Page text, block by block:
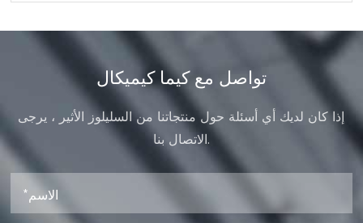
تواصل مع كيما كيميكال
إذا كان لديك أي أسئلة حول منتجاتنا من السليلوز الأثير ، يرجى
الاتصال بنا.